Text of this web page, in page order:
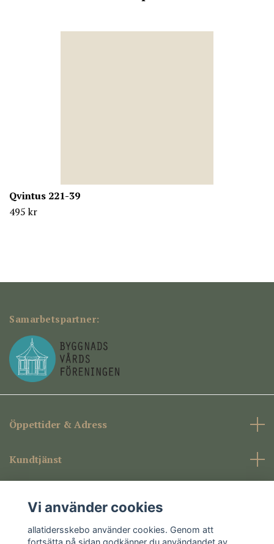
Qvintus 221-39
495 kr
Samarbetspartner:
Öppettider & Adress
Kundtjänst
Sociala medier
Vi använder cookies
allatidersskebo använder cookies. Genom att
fortsätta på sidan godkänner du användandet av